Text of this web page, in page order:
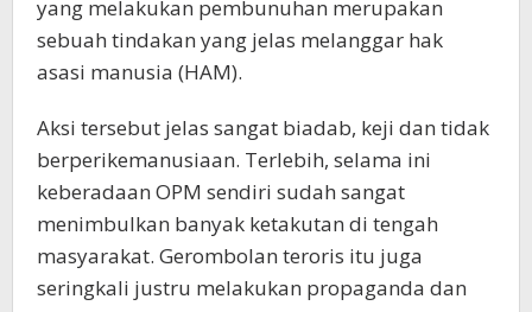
yang melakukan pembunuhan merupakan
sebuah tindakan yang jelas melanggar hak
asasi manusia (HAM).
Aksi tersebut jelas sangat biadab, keji dan tidak
berperikemanusiaan. Terlebih, selama ini
keberadaan OPM sendiri sudah sangat
menimbulkan banyak ketakutan di tengah
masyarakat. Gerombolan teroris itu juga
seringkali justru melakukan propaganda dan